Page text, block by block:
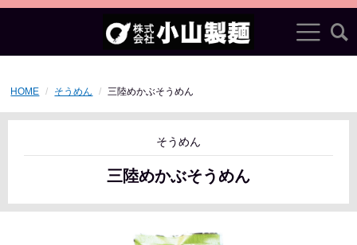
HOME そうめん 三陸めかぶそうめん
そうめん
三陸めかぶそうめん